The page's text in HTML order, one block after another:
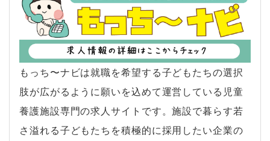
もっち〜ナビは就職を希望する子どもたちの選択
肢が広がるように願いを込めて運営している児童
養護施設専門の求人サイトです。施設で暮らす若
さ溢れる子どもたちを積極的に採用したい企業の